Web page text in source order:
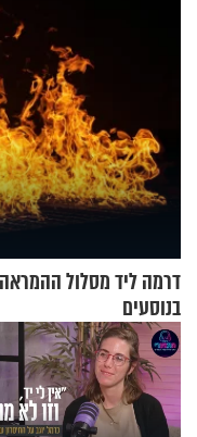
דרמה ליד מסלול
בנוסעים